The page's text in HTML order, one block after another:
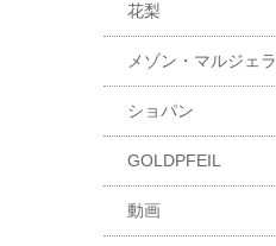
花梨
メゾン・マルジェラ
ショパン
GOLDPFEIL
動画